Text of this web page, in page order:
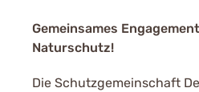
Gemeinsames
Naturschutz!
Die Schutzgemeinschaft